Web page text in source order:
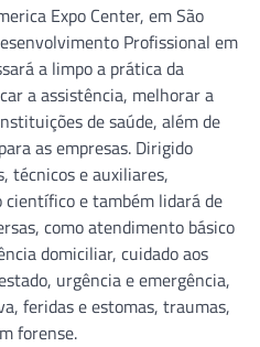
Expo Center, em São
Profissional em
a limpo a prática da
a assistência, melhorar a
de saúde, além de
as empresas. Dirigido
técnicos e auxiliares,
e também lidará de
como atendimento básico
domiciliar, cuidado aos
urgência e emergência,
feridas e estomas, traumas,
forense.